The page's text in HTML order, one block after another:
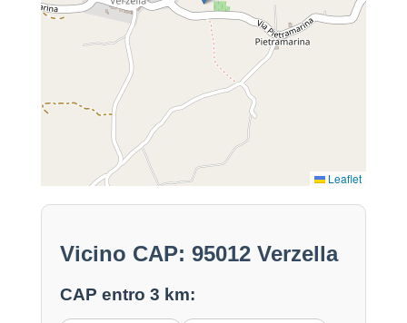
Leaflet
Vicino CAP: 95012 Verzella
CAP entro 3 km: